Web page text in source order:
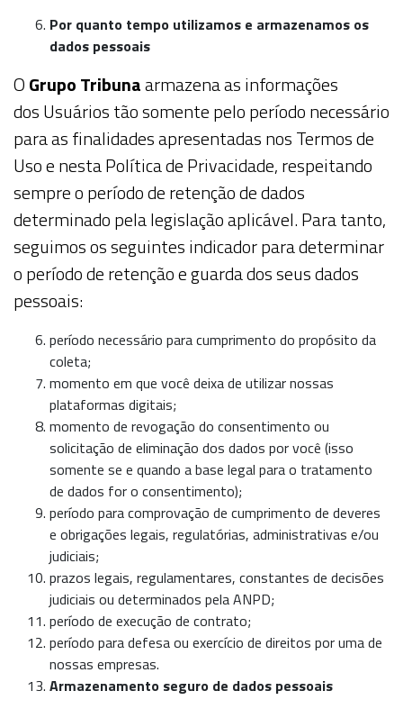
Por quanto tempo utilizamos e armazenamos os
dados pessoais
OGrupo Tribunaarmazena as informações
dosUsuáriostão somente pelo período necessário
para as finalidades apresentadas nos Termos de
Uso e nesta Política de Privacidade, respeitando
sempre o período de retenção de dados
determinado pela legislação aplicável. Para tanto,
seguimos os seguintes indicador para determinar
o período de retenção e guarda dos seus dados
pessoais:
período necessário para cumprimento do propósito da
coleta;
momento em que você deixa de utilizar nossas
plataformas digitais;
momento de revogação do consentimento ou
solicitação de eliminação dos dados por você (isso
somente se e quando a base legal para o tratamento
de dados for o consentimento);
período para comprovação de cumprimento de deveres
e obrigações legais, regulatórias, administrativas e/ou
judiciais;
prazos legais, regulamentares, constantes de decisões
judiciais ou determinados pela ANPD;
período de execução de contrato;
período para defesa ou exercício de direitos por uma de
nossas empresas.
Armazenamento seguro de dados pessoais